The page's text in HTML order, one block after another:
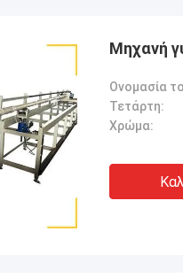
Μηχανή
Τετάρτη:
Χρώμα: